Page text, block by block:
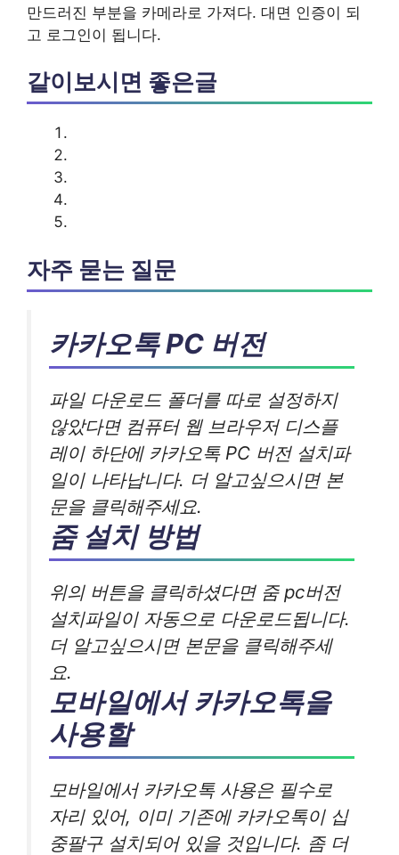
만드러진 부분을 카메라로 가져다. 대면 인증이 되
고 로그인이 됩니다.
같이보시면 좋은글
자주 묻는 질문
카카오톡 PC 버전
파일 다운로드 폴더를 따로 설정하지
않았다면 컴퓨터 웹 브라우저 디스플
레이 하단에 카카오톡 PC 버전 설치파
일이 나타납니다. 더 알고싶으시면 본
문을 클릭해주세요.
줌 설치 방법
위의 버튼을 클릭하셨다면 줌 pc버전
설치파일이 자동으로 다운로드됩니다.
더 알고싶으시면 본문을 클릭해주세
요.
모바일에서 카카오톡을
사용할
모바일에서 카카오톡 사용은 필수로
자리 있어, 이미 기존에 카카오톡이 십
중팔구 설치되어 있을 것입니다. 좀 더